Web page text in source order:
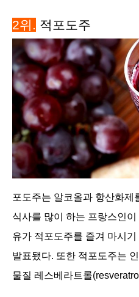
2위. 적포도주
포도주는 알코올과 항산화제
식사를 많이 하는 프랑스인이
유가 적포도주를 즐겨 마시
발표됐다. 또한 적포도주는
물질 레스베라트롤